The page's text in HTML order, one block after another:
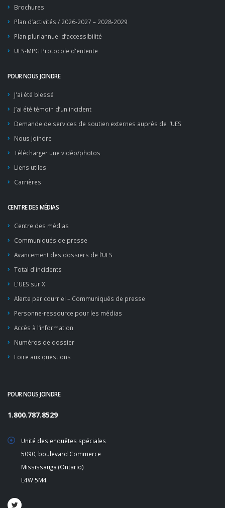
Brochures
Plan d’activités / 2026-2027 – 2028-2029
Plan pluriannuel d’accessibilité
UES-MPG Protocole d'entente
POUR NOUS JOINDRE
J'ai été blessé
J’ai été témoin d’un incident
Demande de services de soutien externes auprès de l’UES
Nous joindre
Télécharger une vidéo/photos
Liens utiles
Carrières
CENTRE DES MÉDIAS
Centre des médias
Communiqués de presse
Avancement des dossiers de l’UES
Total d'incidents
L'UES sur X
Alerte par courriel – Communiqués de presse
Personne-ressource pour les médias
Accès à l’information
Numéros de dossier
Foire aux questions
POUR NOUS JOINDRE
1.800.787.8529
Unité des enquêtes spéciales
5090, boulevard Commerce
Mississauga (Ontario)
L4W 5M4